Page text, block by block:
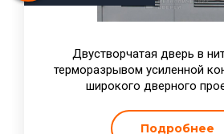
Двустворчатая дверь в
терморазрывом усиленной
широкого дверного
Подробнее